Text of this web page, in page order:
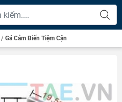
/ Gá Cảm Biến Tiệm Cận